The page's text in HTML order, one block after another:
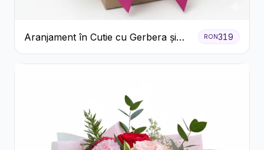
Aranjament în Cutie cu Gerbera și
Trandafiri Roz
RON319